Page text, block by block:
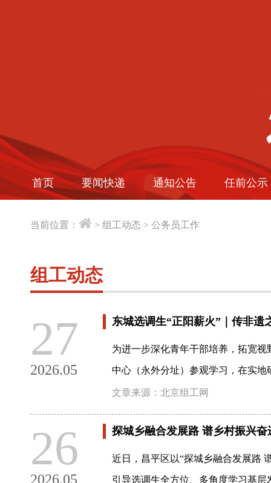
首页 要闻快递 通知公告 任前公示
当前位置： > 组工动态 > 公务员工作
组工动态
27
2026.05
东城选调生“正阳薪火”｜传非遗
为进一步深化青年干部培养，拓宽
中心（永外分址）参观学习，在实
文章来源：北京组工网
26
2026.05
探城乡融合发展路 谱乡村振兴
近日，昌平区以“探城乡融合发展路
引导选调生全方位、多角度学习基